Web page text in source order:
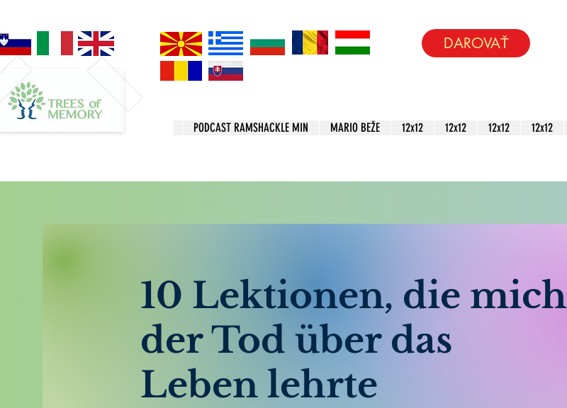
DAROVAŤ
PODCAST RAMSHACKLE MIN MARIO BEŽE 12x12 12x12 12x12 12x12
10 Lektionen, die mich
der Tod über das
Leben lehrte